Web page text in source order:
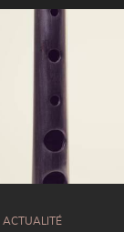
ACTUALITÉ